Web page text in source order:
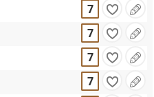
7
7
7
7